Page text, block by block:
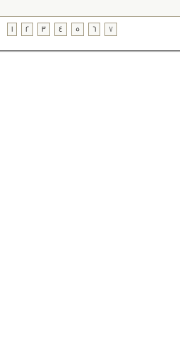
1 2 3 4 5 6 7